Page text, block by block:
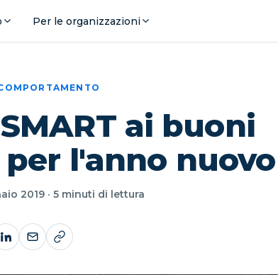
Per le organizzazioni
ai buoni
l'anno nuovo
2019 · 5 minuti di lettura